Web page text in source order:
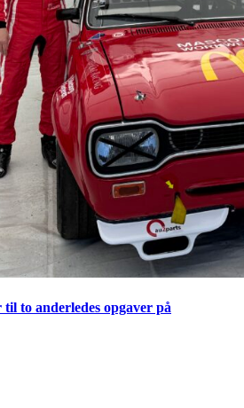
to anderledes opgaver på